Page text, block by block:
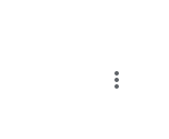
more_vert